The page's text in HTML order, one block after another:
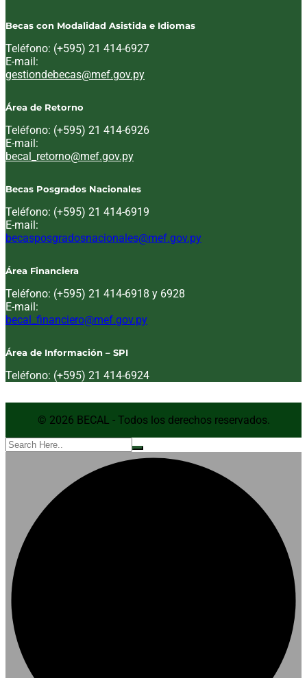
Becas con Modalidad Asistida e Idiomas
Teléfono: (+595) 21 414-6927
E-mail:
Email:
gestiondebecas@mef.gov.py
Área de Retorno
Teléfono: (+595) 21 414-6926
E-mail:
Email:
becal_retorno@mef.gov.py
Becas Posgrados Nacionales
Teléfono: (+595) 21 414-6919
E-mail:
Email:
becasposgradosnacionales@mef.gov.py
Área Financiera
Teléfono: (+595) 21 414-6918 y 6928
E-mail:
Email:
becal_financiero@mef.gov.py
Área de Información – SPI
Teléfono: (+595) 21 414-6924
© 2026 BECAL - Todos los derechos reservados.